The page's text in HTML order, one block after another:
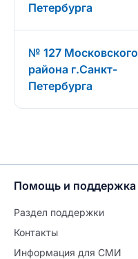
Петербурга
№ 127 Московского
района г.Санкт-
Петербурга
Помощь и поддержка
Раздел поддержки
Контакты
Информация для СМИ